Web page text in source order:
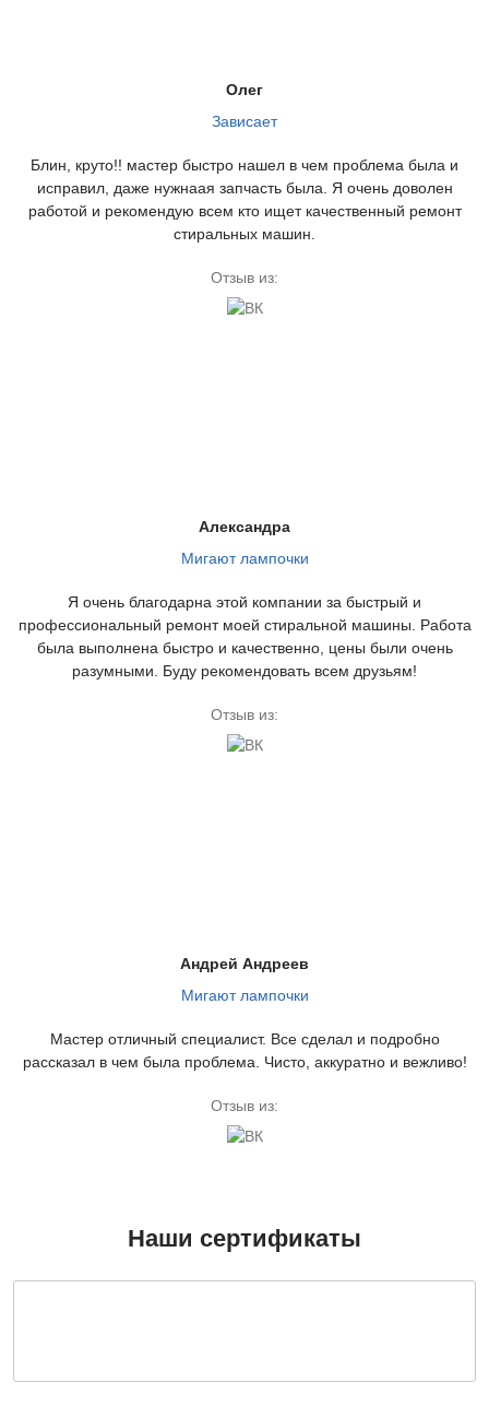
Олег
Зависает
Блин, круто!! мастер быстро нашел в чем проблема была и
исправил, даже нужнаая запчасть была. Я очень доволен
работой и рекомендую всем кто ищет качественный ремонт
стиральных машин.
Отзыв из:
Александра
Мигают лампочки
Я очень благодарна этой компании за быстрый и
профессиональный ремонт моей стиральной машины. Работа
была выполнена быстро и качественно, цены были очень
разумными. Буду рекомендовать всем друзьям!
Отзыв из:
Андрей Андреев
Мигают лампочки
Мастер отличный специалист. Все сделал и подробно
рассказал в чем была проблема. Чисто, аккуратно и вежливо!
Отзыв из:
Наши сертификаты